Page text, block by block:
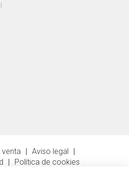
venta
Aviso legal
Política de cookies